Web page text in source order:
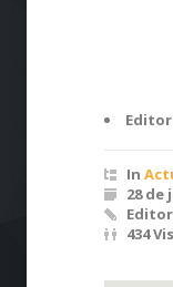
In
28 de
434